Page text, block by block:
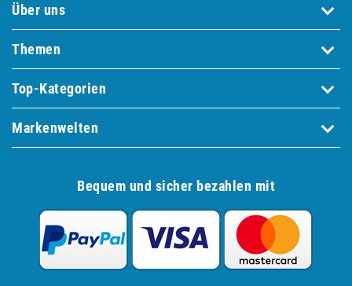
Über uns
Themen
Top-Kategorien
Markenwelten
Bequem und sicher bezahlen mit